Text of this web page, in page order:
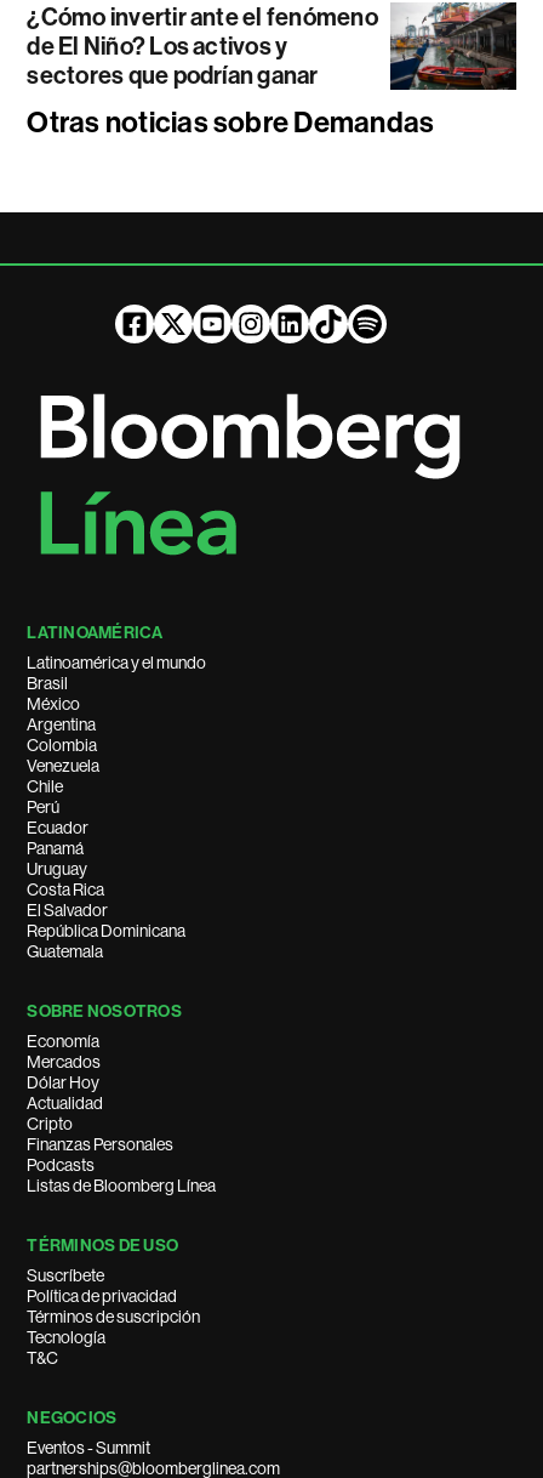
¿Cómo invertir ante el fenómeno
de El Niño? Los activos y
sectores que podrían ganar
Otras noticias sobre Demandas
LATINOAMÉRICA
Latinoamérica y el mundo
Brasil
México
Argentina
Colombia
Venezuela
Chile
Perú
Ecuador
Panamá
Uruguay
Costa Rica
El Salvador
República Dominicana
Guatemala
SOBRE NOSOTROS
Economía
Mercados
Dólar Hoy
Actualidad
Cripto
Finanzas Personales
Podcasts
Listas de Bloomberg Línea
TÉRMINOS DE USO
Suscríbete
Política de privacidad
Términos de suscripción
Tecnología
T&C
NEGOCIOS
Eventos - Summit
partnerships@bloomberglinea.com